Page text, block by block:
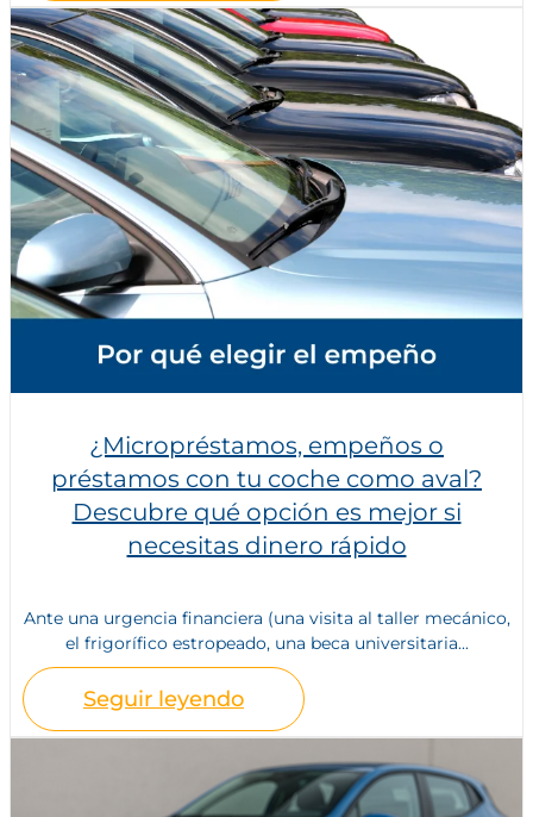
¿Micropréstamos, empeños o
préstamos con tu coche como aval?
Descubre qué opción es mejor si
necesitas dinero rápido
Ante una urgencia financiera (una visita al taller mecánico,
el frigorífico estropeado, una beca universitaria...
Seguir leyendo